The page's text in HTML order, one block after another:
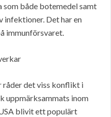
som både botemedel samt
Det har en
immunförsvaret.
råder det viss konflikt i
uppmärksammats inom
blivit ett populärt